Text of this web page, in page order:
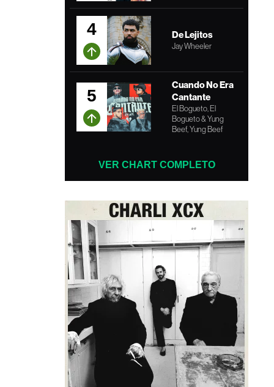
4 De Lejitos
Jay Wheeler
5
Cuando No Era
Cantante
El Bogueto, El
Bogueto & Yung
Beef, Yung Beef
VER CHART COMPLETO